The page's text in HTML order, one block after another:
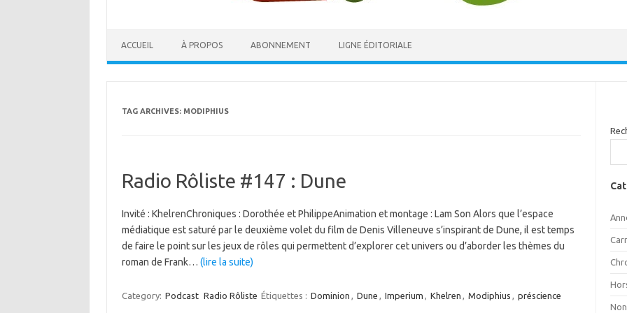
ACCUEIL À PROPOS ABONNEMENT LIGNE ÉDITORIALE
TAG ARCHIVES: MODIPHIUS
Radio Rôliste #147 : Dune
Invité : KhelrenChroniques : Dorothée et PhilippeAnimation et montage : Lam Son Alors que l’espace
médiatique est saturé par le deuxième volet du film de Denis Villeneuve s’inspirant de Dune, il est temps
de faire le point sur les jeux de rôles qui permettent d’explorer cet univers ou d’aborder les thèmes du
roman de Frank… (lire la suite)
Category: Podcast Radio Rôliste Étiquettes : Dominion , Dune , Imperium , Khelren , Modiphius , préscience